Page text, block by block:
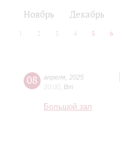
Ноябрь Декабрь
2 3 4 5 6
08 апреля 2025
20:00 Вт
Большой зал